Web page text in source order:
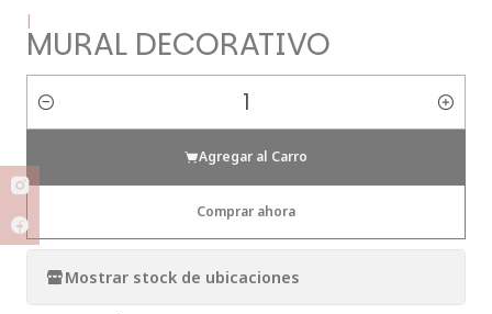
|
MURAL DECORATIVO
Cantidad
Agregar al Carro
Comprar ahora
Mostrar stock de ubicaciones